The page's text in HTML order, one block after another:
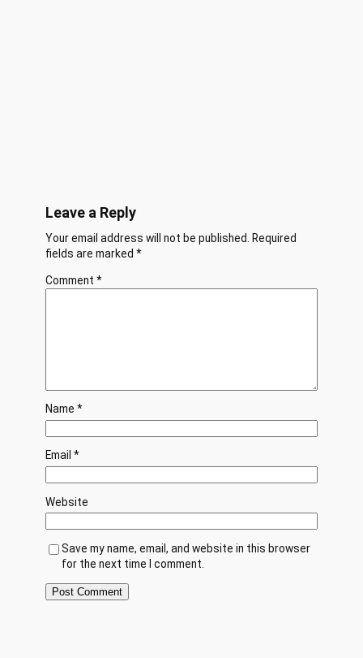
Leave a Reply
Your email address will not be published.
Required
fields are marked *
Comment *
Name *
Email *
Website
Save my name, email, and website in this browser
for the next time I comment.